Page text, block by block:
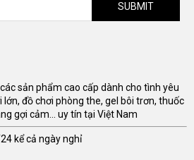
SUBMIT
sản phẩm cao cấp dành cho tình yêu
đồ chơi phòng the, gel bôi trơn, thuốc
gợi cảm... uy tín tại Việt Nam
kể cả ngày nghỉ